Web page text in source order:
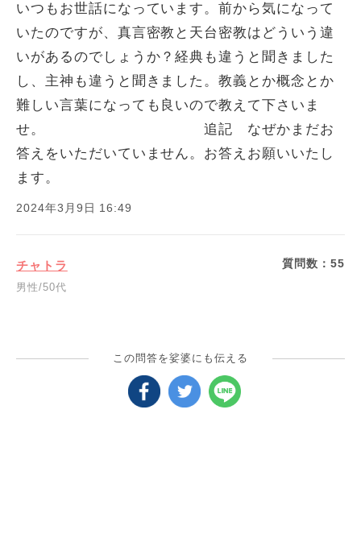
いつもお世話になっています。前から気になって
いたのですが、真言密教と天台密教はどういう違
いがあるのでしょうか？経典も違うと聞きました
し、主神も違うと聞きました。教義とか概念とか
難しい言葉になっても良いので教えて下さいま
せ。 追記 なぜかまだお
答えをいただいていません。お答えお願いいたし
ます。
2024年3月9日 16:49
チャトラ
男性/50代
質問数：55
この問答を娑婆にも伝える